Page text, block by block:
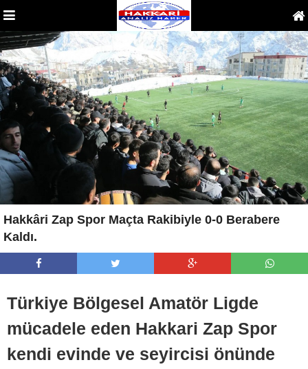
Hakkâri Zap Spor Maçta Rakibiyle 0-0 Berabere
Kaldı.
Türkiye Bölgesel Amatör Ligde
mücadele eden Hakkari Zap Spor
kendi evinde ve seyircisi önünde